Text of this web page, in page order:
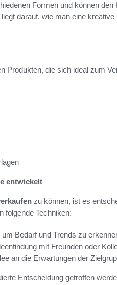
Formen und können
darauf, wie man eine
Produkten, die sich ideal zum
entwickelt
zu können, ist es
folgende Techniken:
Bedarf und Trends zu
mit Freunden oder
an die Erwartungen der
Entscheidung getroffen